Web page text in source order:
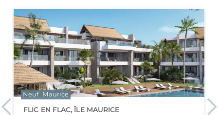
PreviousFLIC EN FLAC, ÎLE MAURICE
Neuf Maurice